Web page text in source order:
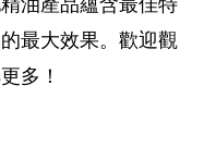
油產品蘊含最佳特
最大效果。歡迎觀
多！